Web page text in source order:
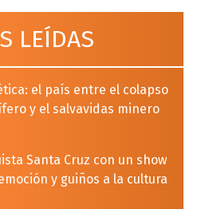
LEÍDAS
el país entre el colapso
y el salvavidas minero
Santa Cruz con un show
y guiños a la cultura